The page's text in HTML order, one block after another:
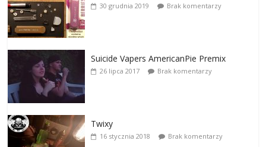
30 grudnia 2019 Brak komentarzy
Suicide Vapers AmericanPie Premix
26 lipca 2017 Brak komentarzy
Twixy
16 stycznia 2018 Brak komentarzy